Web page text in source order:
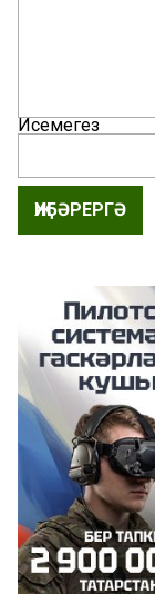
Исемегез
ҖИБӘРЕРГӘ